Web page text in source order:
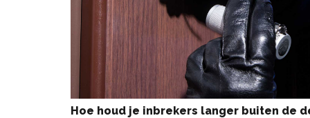
Hoe houd je inbrekers langer buiten de